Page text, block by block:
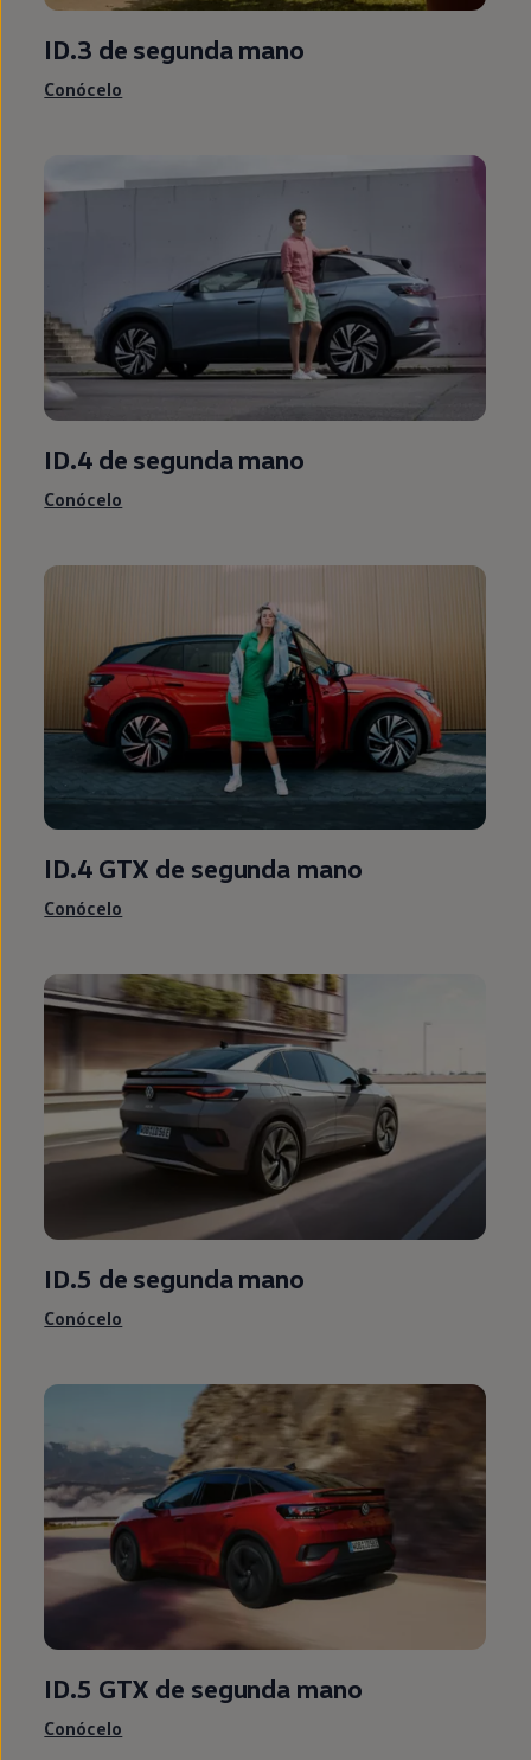
ID.3 de segundamano
Conócelo
ID.4de segundamano
Conócelo
ID.4GTX de segunda mano
Conócelo
ID.5 de segundamano
Conócelo
ID.5 GTX de segunda mano
Conócelo